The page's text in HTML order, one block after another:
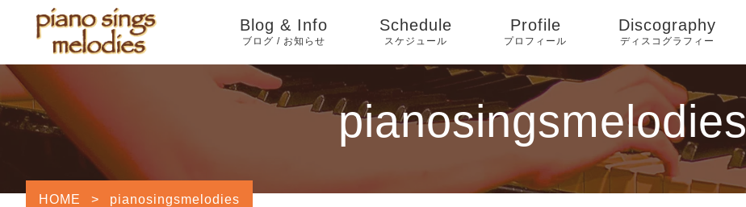
Blog & Info
ブログ / お知らせ
Information
Schedule
スケジュール
Profile
プロフィール
Discography
ディスコグラフィー
pianosingsmelodies
HOME > pianosingsmelodies